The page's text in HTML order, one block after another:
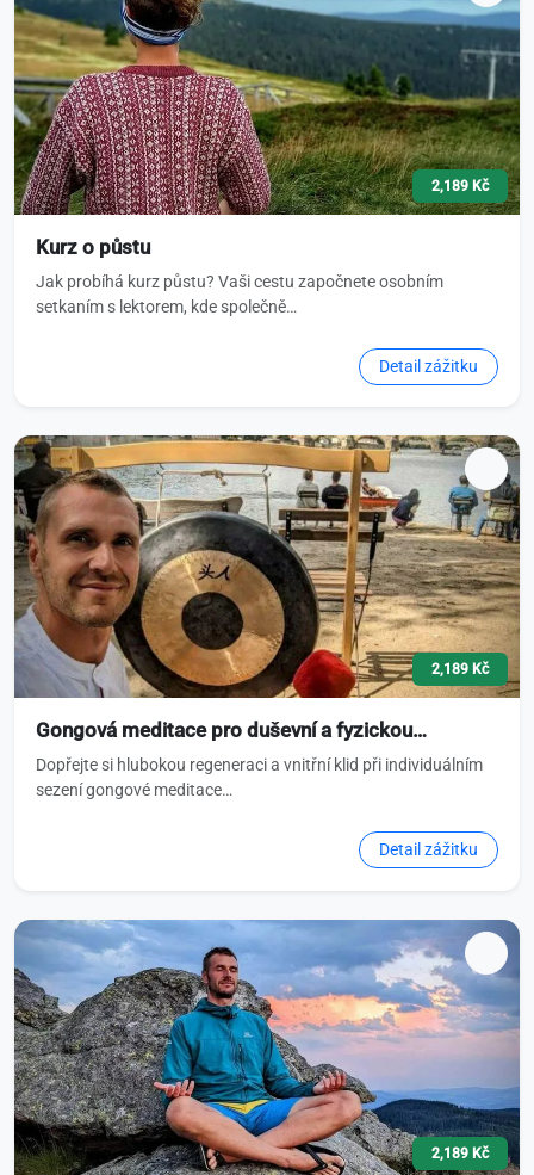
2,189 Kč
Kurz o půstu
Jak probíhá kurz půstu? Vaši cestu započnete osobním
setkaním s lektorem, kde společně…
Detail zážitku
2,189 Kč
Gongová meditace pro duševní a fyzickou…
Dopřejte si hlubokou regeneraci a vnitřní klid při individuálním
sezení gongové meditace…
Detail zážitku
2,189 Kč